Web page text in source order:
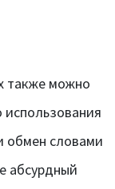
также можно
обмен словами
абсурдный